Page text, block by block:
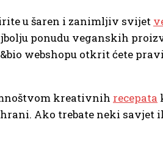
u šaren i zanimljiv svijet
ponudu veganskih
webshopu otkrit ćete
kreativnih recepata
Ako trebate neki